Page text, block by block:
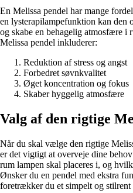
En Melissa pendel har mange
en lysterapilampefunktion kan den
og skabe en behagelig atmosfære i
Melissa pendel inkluderer:
Reduktion af stress og angst
Forbedret søvnkvalitet
Øget koncentration og fokus
Skaber hyggelig atmosfære
Valg af den rigtige
Når du skal vælge den rigtige
er det vigtigt at overveje dine
rum lampen skal placeres i, og
Ønsker du en pendel med ekstra
foretrækker du et simpelt og stilrent